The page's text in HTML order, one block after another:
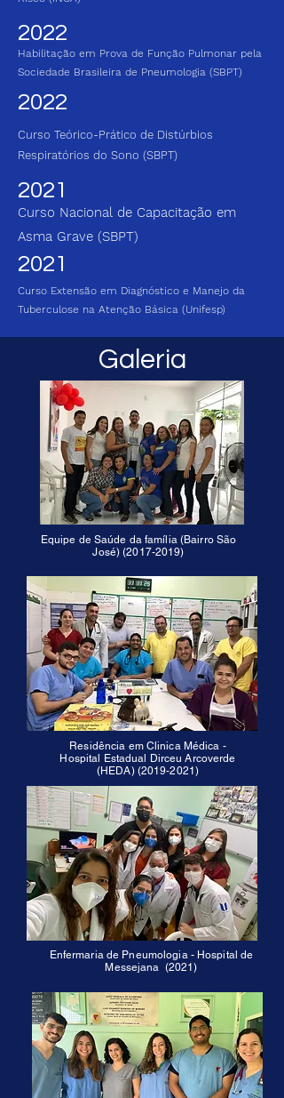
2022
Habilitação em Prova de Função Pulmonar pela
Sociedade Brasileira de Pneumologia (SBPT)
2022
Curso Teórico-Prático de Distúrbios
Respiratórios do Sono (SBPT)
2021
Curso Nacional de Capacitação em
Asma Grave (SBPT)
2021
Curso Extensão em Diagnóstico e Manejo da
Tuberculose na Atenção Básica (Unifesp)
Galeria
Equipe de Saúde da família (Bairro São
José)(2017-2019)
Residência em Clinica Médica -
Hospital Estadual Dirceu Arcoverde
(HEDA) (2019-2021)
Enfermaria de Pneumologia - Hospital de
Messejana (2021)